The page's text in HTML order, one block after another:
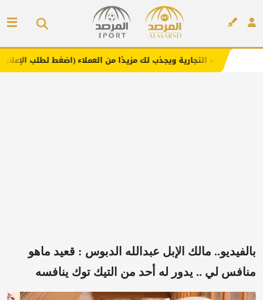
ويجذب لك مزيدًا من العملاء (اضغط لطلب الإعلان)
بالفيديو.. مالك الإبل عبدالله الدبوس : قعيد ماهو
منافس لي .. يدور له أحد من التيك توك ينافسه